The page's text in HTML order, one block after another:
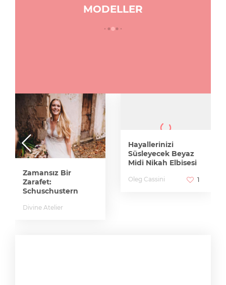
MODELLER
Zamansız Bir
Zarafet:
Schuschustern
Divine Atelier
Hayallerinizi
Süsleyecek Beyaz
Midi Nikah Elbisesi
Oleg Cassini 1